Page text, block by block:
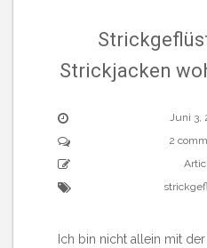
Strickjacken
Juni 3,
2
Ich bin nicht allein mit